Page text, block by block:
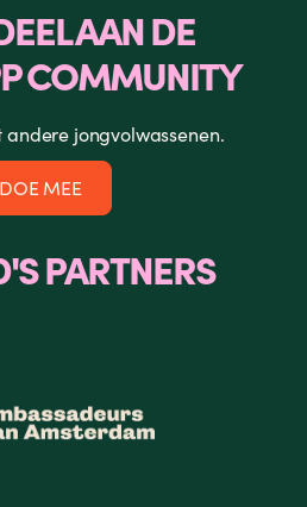
AAN DE
COMMUNITY
andere jongvolwassenen.
DOE MEE
PARTNERS